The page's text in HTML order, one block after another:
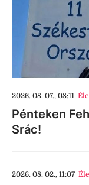
2026. 08. 07., 08:11
Pénteken
Srác!
2026. 08. 02., 11:07